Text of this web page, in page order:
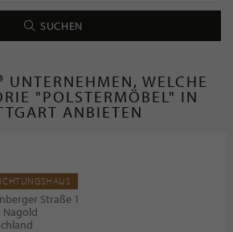
SUCHEN
UNTERNEHMEN, WELCHE
"POLSTERMÖBEL" IN
ANBIETEN
Straße 1
Nagold